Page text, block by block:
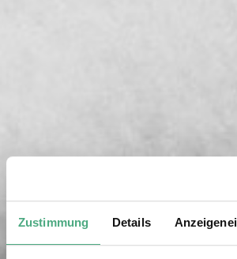
Zustimmung Details